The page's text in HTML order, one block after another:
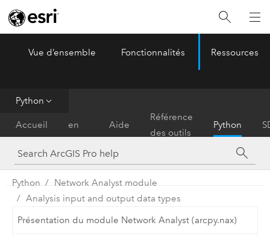
ArcGIS Pro
Vue d’ensemble Fonctionnalités Ressources
Python
Accueil
en
main
Aide
Référence
des outils
Python
Python
Network Analyst module
Analysis input and output data types
Présentation du module Network Analyst (arcpy.nax)